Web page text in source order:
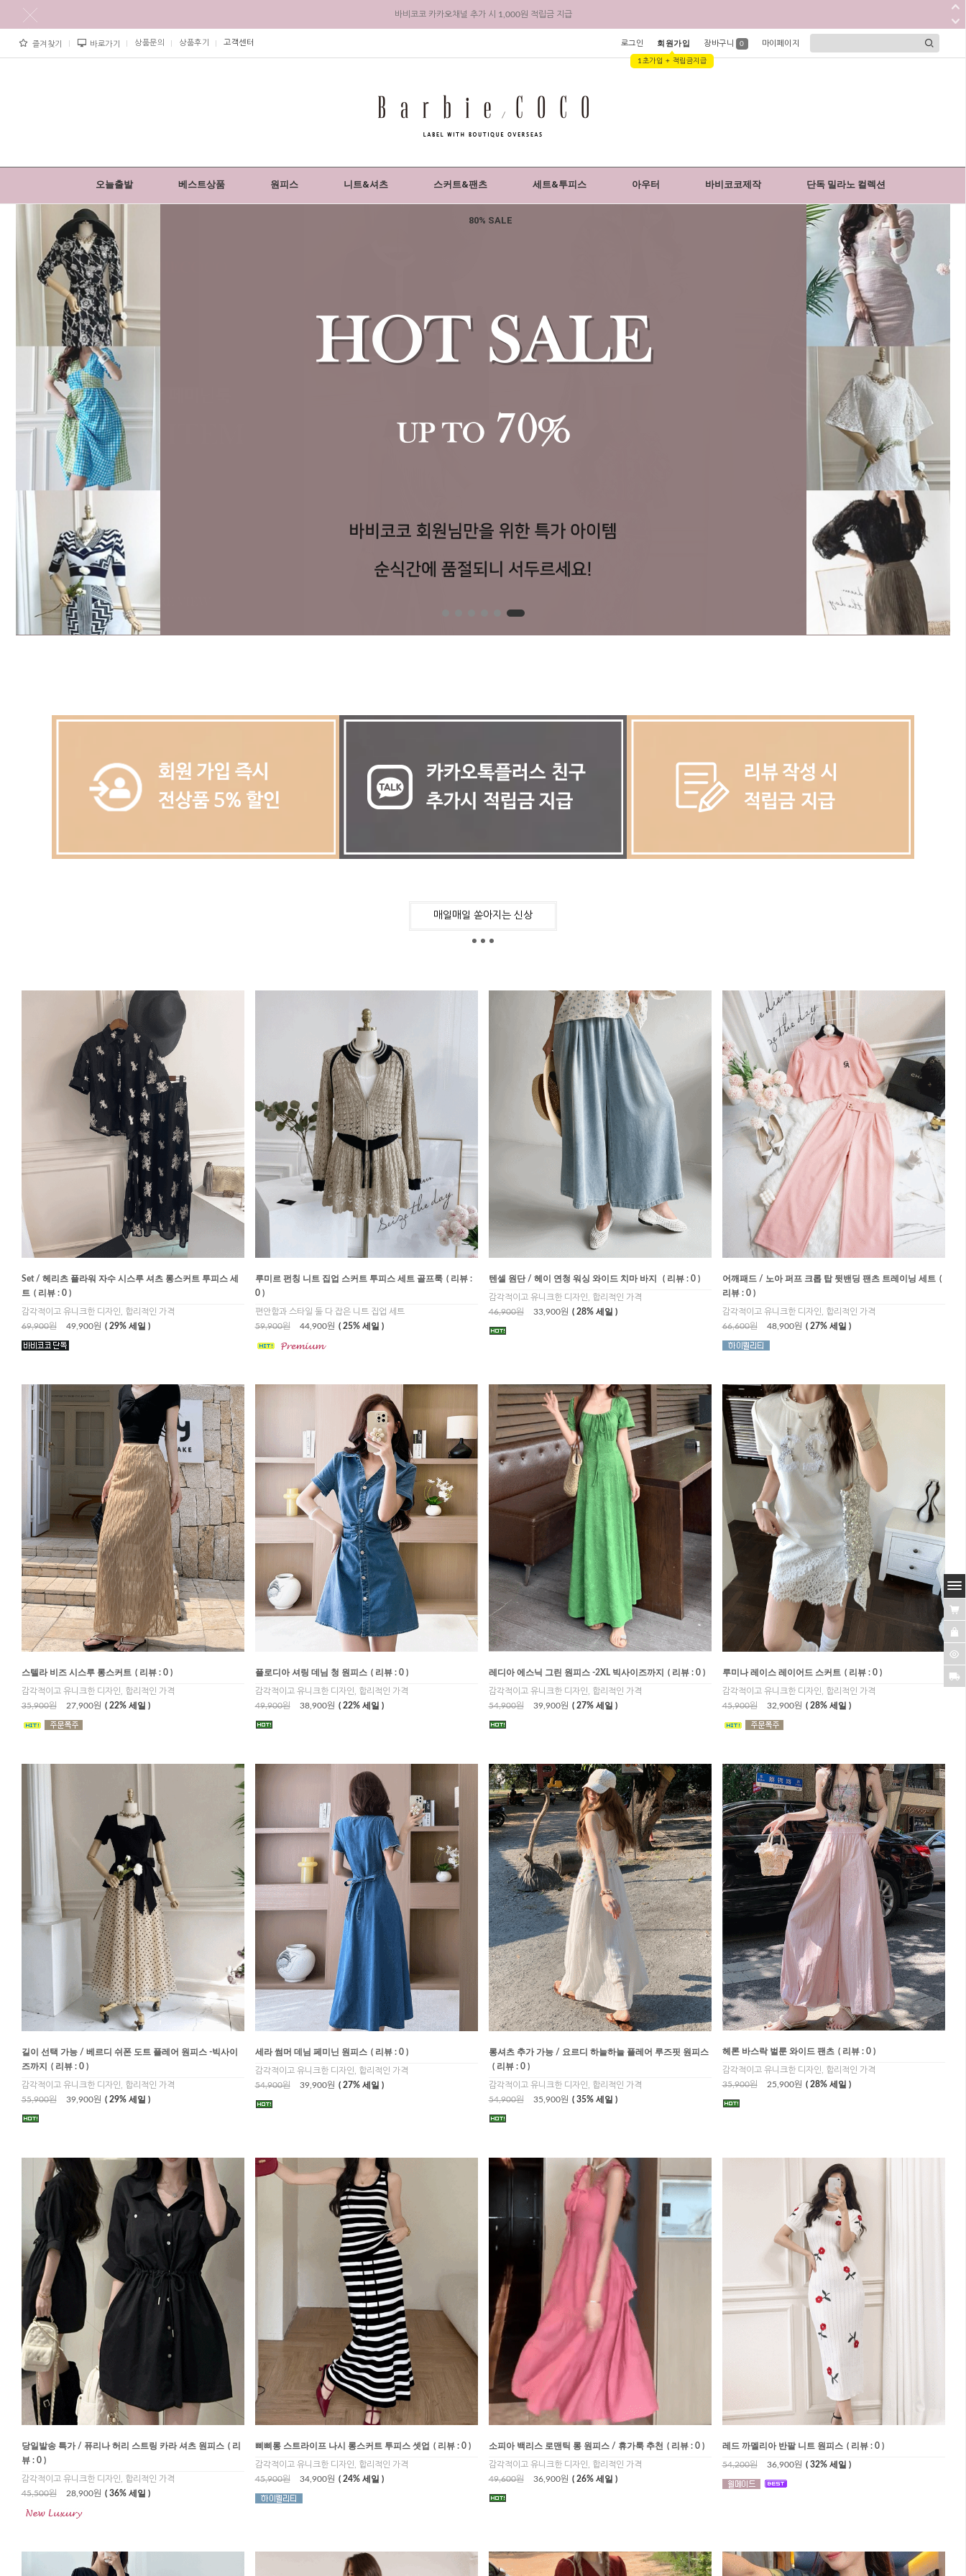
바비코코 카카오채널 추가 시 1,000원 적립금 지급
즐겨찾기 바로가기 상품문의 상품후기 고객센터 로그인 회원가입
1초가입 + 적립금지급
장바구니 0 마이페이지
오늘출발 베스트상품 원피스 니트&셔츠 스커트&팬츠 세트&투피스 아우터 바비코코제작 단독 밀라노 컬렉션
80% SALE
매일매일 쏟아지는 신상
Set / 헤리츠 플라워 자수 시스루 셔츠 롱스커트 투피스 세
트 ( 리뷰 : 0 )
감각적이고 유니크한 디자인, 합리적인 가격
69,900원
49,900원 ( 29% 세일 )
루미르 펀칭 니트 집업 스커트 투피스 세트 골프룩 ( 리뷰 :
0 )
편안함과 스타일 둘 다 잡은 니트 집업 세트
59,900원
44,900원 ( 25% 세일 )
텐셀 원단 / 헤이 연청 워싱 와이드 치마 바지 ( 리뷰 : 0 )
감각적이고 유니크한 디자인, 합리적인 가격
46,900원
33,900원 ( 28% 세일 )
어깨패드 / 노아 퍼프 크롭 탑 뒷밴딩 팬츠 트레이닝 세트 (
리뷰 : 0 )
감각적이고 유니크한 디자인, 합리적인 가격
66,600원
48,900원 ( 27% 세일 )
스텔라 비즈 시스루 롱스커트 ( 리뷰 : 0 )
감각적이고 유니크한 디자인, 합리적인 가격
35,900원
27,900원 ( 22% 세일 )
플로디아 셔링 데님 청 원피스 ( 리뷰 : 0 )
감각적이고 유니크한 디자인, 합리적인 가격
49,900원
38,900원 ( 22% 세일 )
레디아 에스닉 그린 원피스 -2XL 빅사이즈까지 ( 리뷰 : 0 )
감각적이고 유니크한 디자인, 합리적인 가격
54,900원
39,900원 ( 27% 세일 )
루미나 레이스 레이어드 스커트 ( 리뷰 : 0 )
감각적이고 유니크한 디자인, 합리적인 가격
45,900원
32,900원 ( 28% 세일 )
길이 선택 가능 / 베르디 쉬폰 도트 플레어 원피스 -빅사이
즈까지
( 리뷰 : 0 )
감각적이고 유니크한 디자인, 합리적인 가격
55,900원
39,900원 ( 29% 세일 )
세라 썸머 데님 페미닌 원피스 ( 리뷰 : 0 )
감각적이고 유니크한 디자인, 합리적인 가격
54,900원
39,900원 ( 27% 세일 )
롱셔츠 추가 가능 / 요르디 하늘하늘 플레어 루즈핏 원피스
( 리뷰 : 0 )
감각적이고 유니크한 디자인, 합리적인 가격
54,900원
35,900원 ( 35% 세일 )
헤론 바스락 벌룬 와이드 팬츠 ( 리뷰 : 0 )
감각적이고 유니크한 디자인, 합리적인 가격
35,900원
25,900원 ( 28% 세일 )
당일발송 특가 / 퓨리나 허리 스트링 카라 셔츠 원피스 ( 리
뷰 : 0 )
감각적이고 유니크한 디자인, 합리적인 가격
45,500원
28,900원 ( 36% 세일 )
삐삐롱 스트라이프 나시 롱스커트 투피스 셋업 ( 리뷰 : 0 )
감각적이고 유니크한 디자인, 합리적인 가격
45,900원
34,900원 ( 24% 세일 )
소피아 백리스 로맨틱 롱 원피스 / 휴가룩 추천 ( 리뷰 : 0 )
감각적이고 유니크한 디자인, 합리적인 가격
49,600원
36,900원 ( 26% 세일 )
레드 까멜리아 반팔 니트 원피스 ( 리뷰 : 0 )
54,200원 36,900원 ( 32% 세일 )